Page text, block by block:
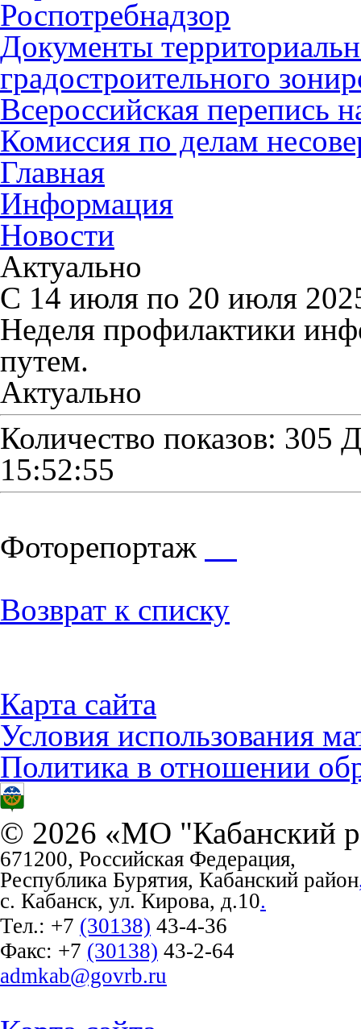
Роспотребнадзор
Документы
градостроительного
Всероссийская перепись
Комиссия по делам
Главная
Информация
Новости
Актуально
C 14 июля по 20 июля
Неделя профилактики
путем.
Актуально
Количество показов: 305
15:52:55
Фоторепортаж
Возврат к списку
Карта сайта
Условия использования
Политика в отношении
© 2026 «МО "Кабанский
671200, Российская Федерация,
Республика Бурятия, Кабанский район
с. Кабанск, ул. Кирова, д.10.
Тел.: +7 (30138) 43-4-36
Факс: +7 (30138) 43-2-64
admkab@govrb.ru